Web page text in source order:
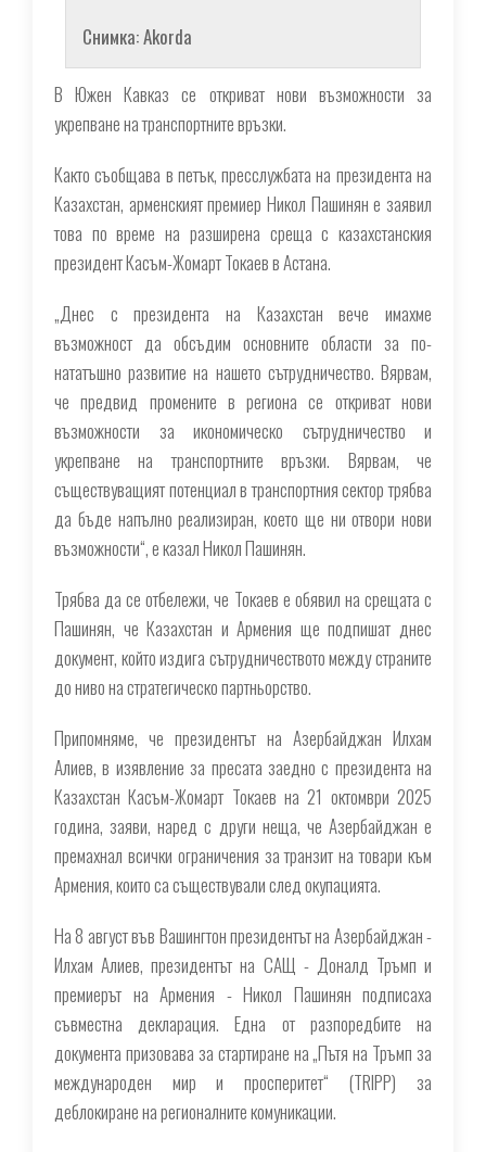
Снимка: Akorda
В Южен Кавказ се откриват нови възможности за
укрепване на транспортните връзки.
Както съобщава в петък, пресслужбата на президента на
Казахстан, арменският премиер Никол Пашинян е заявил
това по време на разширена среща с казахстанския
президент Касъм-Жомарт Токаев в Астана.
„Днес с президента на Казахстан вече имахме
възможност да обсъдим основните области за по-
нататъшно развитие на нашето сътрудничество. Вярвам,
че предвид промените в региона се откриват нови
възможности за икономическо сътрудничество и
укрепване на транспортните връзки. Вярвам, че
съществуващият потенциал в транспортния сектор трябва
да бъде напълно реализиран, което ще ни отвори нови
възможности“, е казал Никол Пашинян.
Трябва да се отбележи, че Токаев е обявил на срещата с
Пашинян, че Казахстан и Армения ще подпишат днес
документ, който издига сътрудничеството между страните
до ниво на стратегическо партньорство.
Припомняме, че президентът на Азербайджан Илхам
Алиев, в изявление за пресата заедно с президента на
Казахстан Касъм-Жомарт Токаев на 21 октомври 2025
година, заяви, наред с други неща, че Азербайджан е
премахнал всички ограничения за транзит на товари към
Армения, които са съществували след окупацията.
На 8 август във Вашингтон президентът на Азербайджан -
Илхам Алиев, президентът на САЩ - Доналд Тръмп и
премиерът на Армения - Никол Пашинян подписаха
съвместна декларация. Една от разпоредбите на
документа призовава за стартиране на „Пътя на Тръмп за
международен мир и просперитет“ (TRIPP) за
деблокиране на регионалните комуникации.